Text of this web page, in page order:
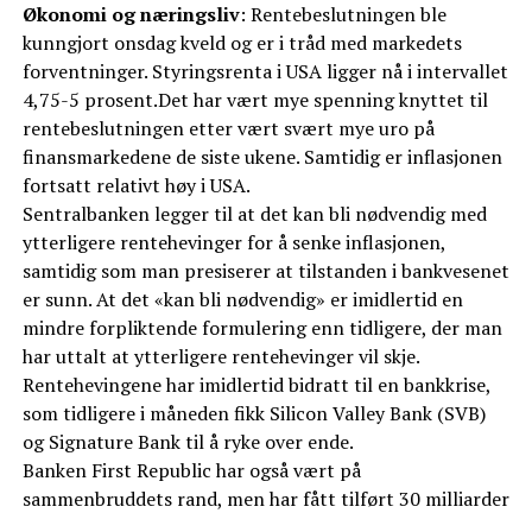
Økonomi og næringsliv: Rentebeslutningen ble
kunngjort onsdag kveld og er i tråd med markedets
forventninger. Styringsrenta i USA ligger nå i intervallet
4,75-5 prosent.Det har vært mye spenning knyttet til
rentebeslutningen etter vært svært mye uro på
finansmarkedene de siste ukene. Samtidig er inflasjonen
fortsatt relativt høy i USA.
Sentralbanken legger til at det kan bli nødvendig med
ytterligere rentehevinger for å senke inflasjonen,
samtidig som man presiserer at tilstanden i bankvesenet
er sunn. At det «kan bli nødvendig» er imidlertid en
mindre forpliktende formulering enn tidligere, der man
har uttalt at ytterligere rentehevinger vil skje.
Rentehevingene har imidlertid bidratt til en bankkrise,
som tidligere i måneden fikk Silicon Valley Bank (SVB)
og Signature Bank til å ryke over ende.
Banken First Republic har også vært på
sammenbruddets rand, men har fått tilført 30 milliarder